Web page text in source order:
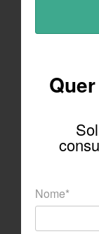
Nome*